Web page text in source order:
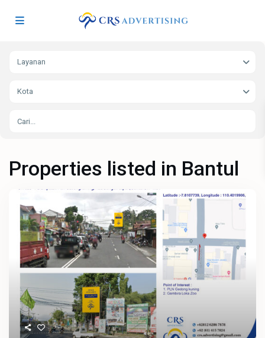
Layanan
Kota
Properties listed in Bantul